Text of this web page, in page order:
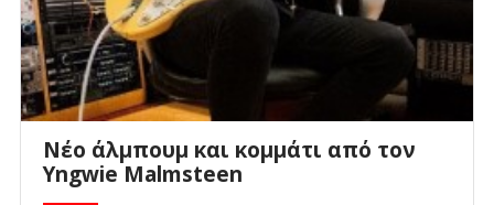
Νέο άλμπουμ και κομμάτι από τον
Yngwie Malmsteen